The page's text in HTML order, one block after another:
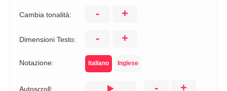
Cambia tonalità: - +
Dimensioni Testo: - +
Notazione: Italiano Inglese
Autoscroll: - +